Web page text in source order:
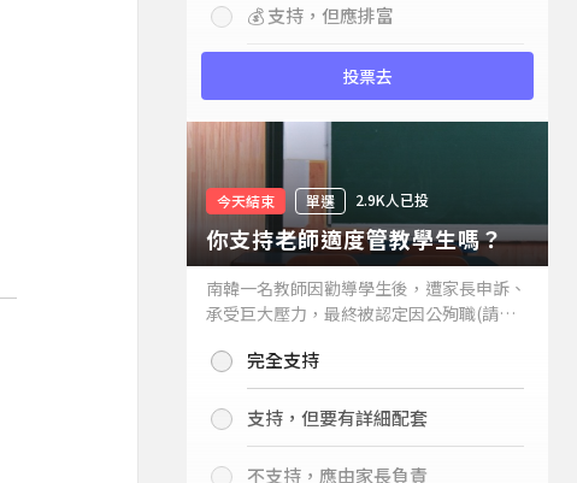
💰 支持，但應排富
投票去
今天結束 單選 2.9K人已投
你支持老師適度管教學生嗎？
南韓一名教師因勸導學生後，遭家長申訴、
承受巨大壓力，最終被認定因公殉職(請見
你支持老師適度管教學生嗎？
完全支持
支持，但要有詳細配套
不支持，應由家長負責